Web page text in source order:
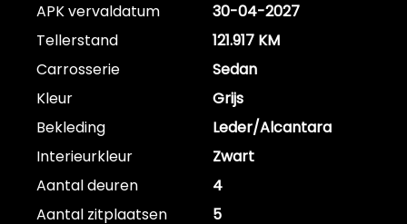
APK vervaldatum
30-04-2027
Tellerstand
121.917 KM
Carrosserie
Sedan
Kleur
Grijs
Bekleding
Leder/Alcantara
Interieurkleur
Zwart
Aantal deuren
4
Aantal zitplaatsen
5